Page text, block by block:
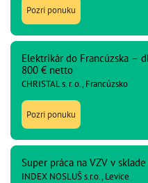
Pozri ponuku
Elektrikár do Francúzska –
800 € netto
CHRISTAL s. r. o., Francúzsko
Pozri ponuku
Super práca na VZV v
INDEX NOSLUŠ s.r.o., Levice